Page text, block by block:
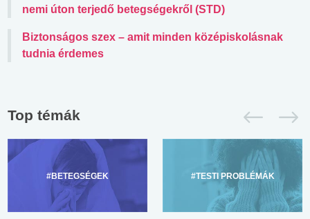
nemi úton terjedő betegségekről (STD)
Biztonságos szex – amit minden középiskolásnak
tudnia érdemes
Top témák
#BETEGSÉGEK #TESTI PROBLÉMÁK